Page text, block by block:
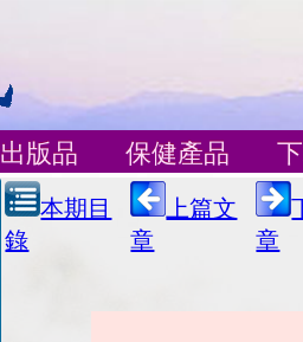
出版品 保健產品
本期目
錄
上篇文
章
章